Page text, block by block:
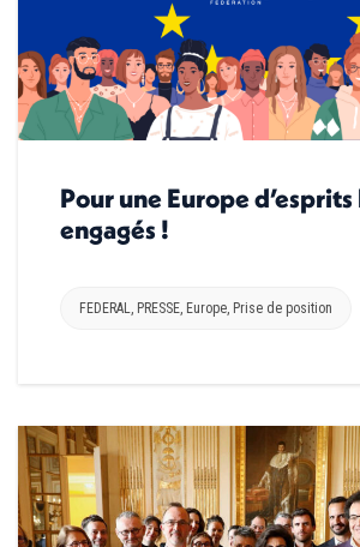
Pour une Europe
engagés !
FEDERAL PRESSE Europe Prise de position